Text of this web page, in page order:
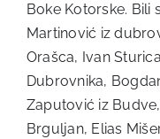
Boke Kotorske. Bili
Martinović iz
Orašca, Ivan
Dubrovnika,
Zaputović iz
Brguljan, Elias